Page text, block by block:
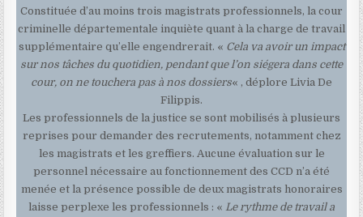
Constituée d’au moins trois magistrats professionnels, la cour
criminelle départementale inquiète quant à la charge de travail
supplémentaire qu’elle engendrerait. « Cela va avoir un impact
sur nos tâches du quotidien, pendant que l’on siégera dans cette
cour, on ne touchera pas à nos dossiers« , déplore Livia De
Filippis.
Les professionnels de la justice se sont mobilisés à plusieurs
reprises pour demander des recrutements, notamment chez
les magistrats et les greffiers. Aucune évaluation sur le
personnel nécessaire au fonctionnement des CCD n’a été
menée et la présence possible de deux magistrats honoraires
laisse perplexe les professionnels : « Le rythme de travail a